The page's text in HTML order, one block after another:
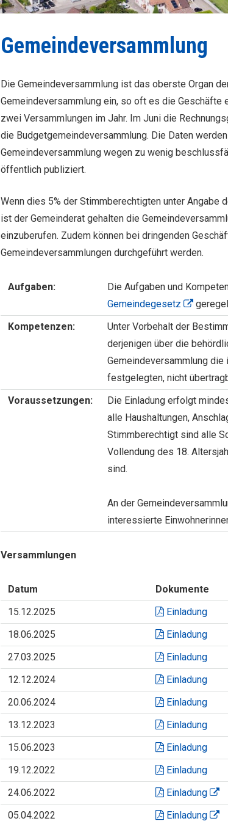
Gemeindeversammlung
Die Gemeindeversammlung ist das oberste Organ
Gemeindeversammlung ein, so oft es die
zwei Versammlungen im Jahr. Im Juni die
die Budgetgemeindeversammlung. Die Daten
Gemeindeversammlung wegen zu wenig
öffentlich publiziert.
Wenn dies 5% der Stimm­berechtigten unter Angabe
ist der Gemeinderat gehalten die
einzuberufen. Zudem können bei dringenden
Gemeindeversammlungen durchgeführt werden.
Aufgaben:
Die Aufgaben und
Gemeindegesetz
Kompetenzen:
Unter Vorbehalt der
derjenigen über die
Gemeindeversammlung die
festgelegten, nicht
Voraussetzungen:
Die Einladung erfolgt
alle Haushaltungen,
Stimmberechtigt sind alle
Vollendung des 18.
sind.
An der
interessierte
Versammlungen
Datum
Dokumente
15.12.2025
Einladung
18.06.2025
Einladung
27.03.2025
Einladung
12.12.2024
Einladung
20.06.2024
Einladung
13.12.2023
Einladung
15.06.2023
Einladung
19.12.2022
Einladung
24.06.2022
Einladung
05.04.2022
Einladung